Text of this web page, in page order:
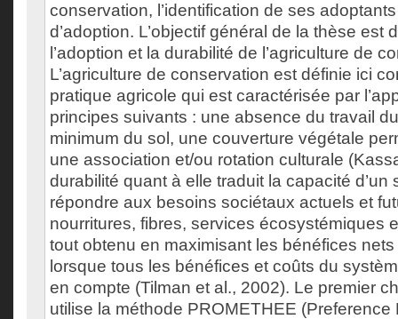
conservation, l’identification de ses
d’adoption. L’objectif général de la thèse est
l’adoption et la durabilité de l’agriculture de
L’agriculture de conservation est définie ici
pratique agricole qui est caractérisée par
principes suivants : une absence du travail
minimum du sol, une couverture végétale
une association et/ou rotation culturale
durabilité quant à elle traduit la capacité d’un
répondre aux besoins sociétaux actuels et
nourritures, fibres, services écosystémiques
tout obtenu en maximisant les bénéfices
lorsque tous les bénéfices et coûts du
en compte (Tilman et al., 2002). Le premier
utilise la méthode PROMETHEE (Preference